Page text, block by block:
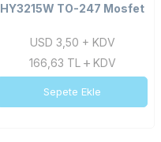
HY3215W TO-247 Mosfet
USD 3,50 + KDV
166,63 TL KDV
Sepete Ekle